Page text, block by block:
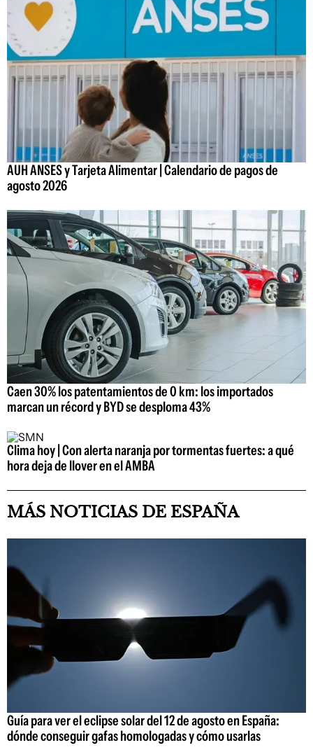
AUH ANSES y Tarjeta Alimentar | Calendario de pagos de
agosto 2026
Caen 30% los patentamientos de 0 km: los importados
marcan un récord y BYD se desploma 43%
Clima hoy | Con alerta naranja por tormentas fuertes: a qué
hora deja de llover en el AMBA
MÁS NOTICIAS DE ESPAÑA
Guía para ver el eclipse solar del 12 de agosto en España:
dónde conseguir gafas homologadas y cómo usarlas